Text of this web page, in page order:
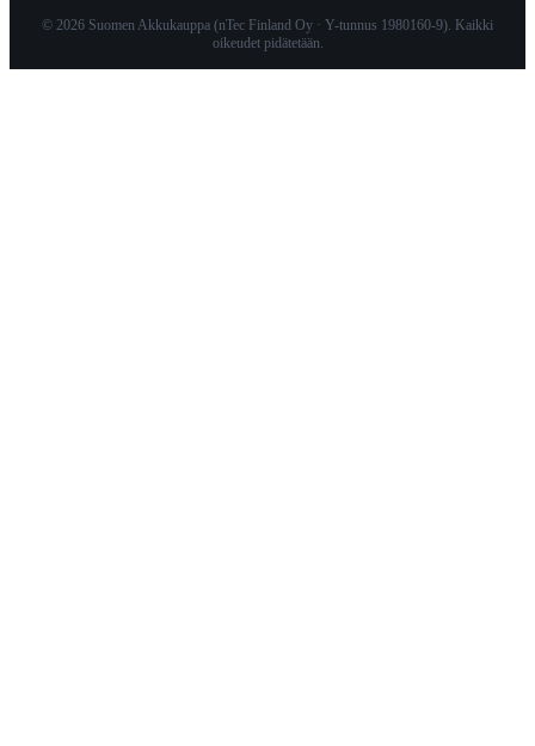
© 2026 Suomen Akkukauppa (nTec Finland Oy · Y-tunnus 1980160-9). Kaikki
oikeudet pidätetään.